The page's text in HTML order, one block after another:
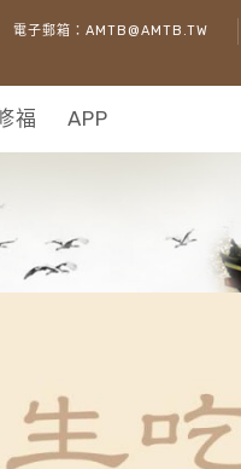
電子郵箱：AMTB@AMTB.TW
福 APP